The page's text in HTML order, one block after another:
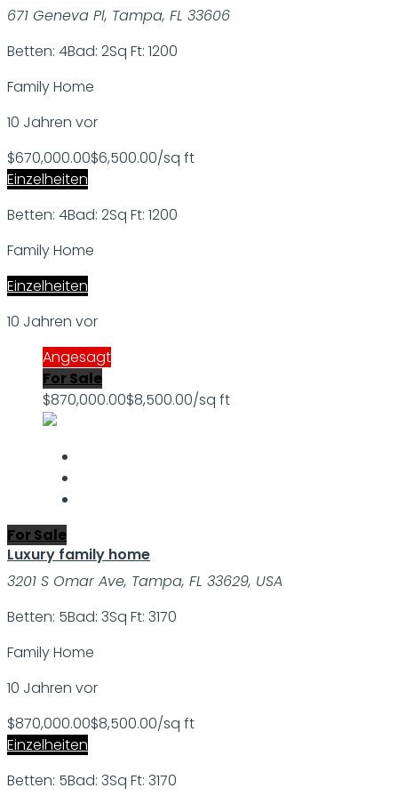
671 Geneva Pl, Tampa, FL 33606
Betten: 4Bad: 2Sq Ft: 1200
Family Home
10 Jahren vor
$670,000.00$6,500.00/sq ft
Einzelheiten
Betten: 4Bad: 2Sq Ft: 1200
Family Home
Einzelheiten
10 Jahren vor
Angesagt
For Sale
$870,000.00$8,500.00/sq ft
For Sale
Luxury family home
3201 S Omar Ave, Tampa, FL 33629, USA
Betten: 5Bad: 3Sq Ft: 3170
Family Home
10 Jahren vor
$870,000.00$8,500.00/sq ft
Einzelheiten
Betten: 5Bad: 3Sq Ft: 3170